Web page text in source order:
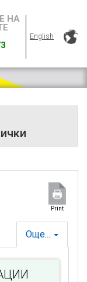
НА
English
Print
Още...